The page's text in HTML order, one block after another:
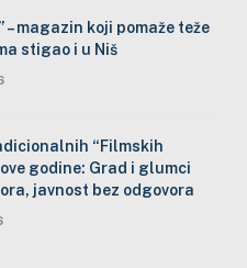
– magazin koji pomaže teže
stigao i u Niš
“Filmskih
godine: Grad i glumci
javnost bez odgovora